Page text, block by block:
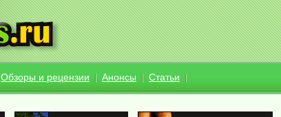
Обзоры и рецензии Анонсы Статьи